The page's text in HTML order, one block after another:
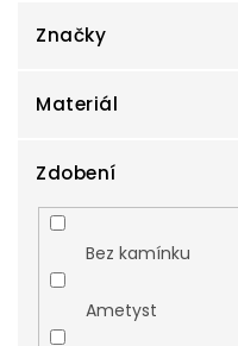
Značky
Zlatnictví Smaragd
Zodiax
Materiál
Bílé zlato
Kombinované zlato
Žluté zlato
Zdobení
Bez kamínku
Ametyst